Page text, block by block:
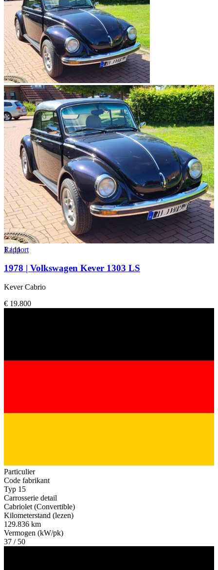
1/11
Rapport
1978 | Volkswagen Kever 1303 LS
Kever Cabrio
€ 19.800
Particulier
Code fabrikant
Typ 15
Carrosserie detail
Cabriolet (Convertible)
Kilometerstand (lezen)
129.836 km
Vermogen (kW/pk)
37 / 50